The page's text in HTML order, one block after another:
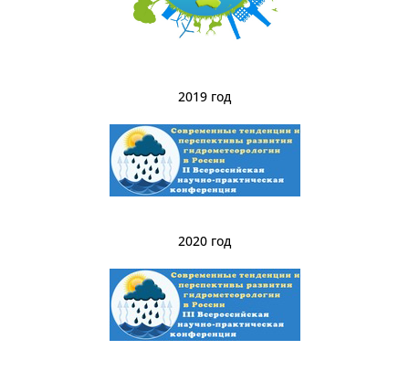
2019 год
2020 год